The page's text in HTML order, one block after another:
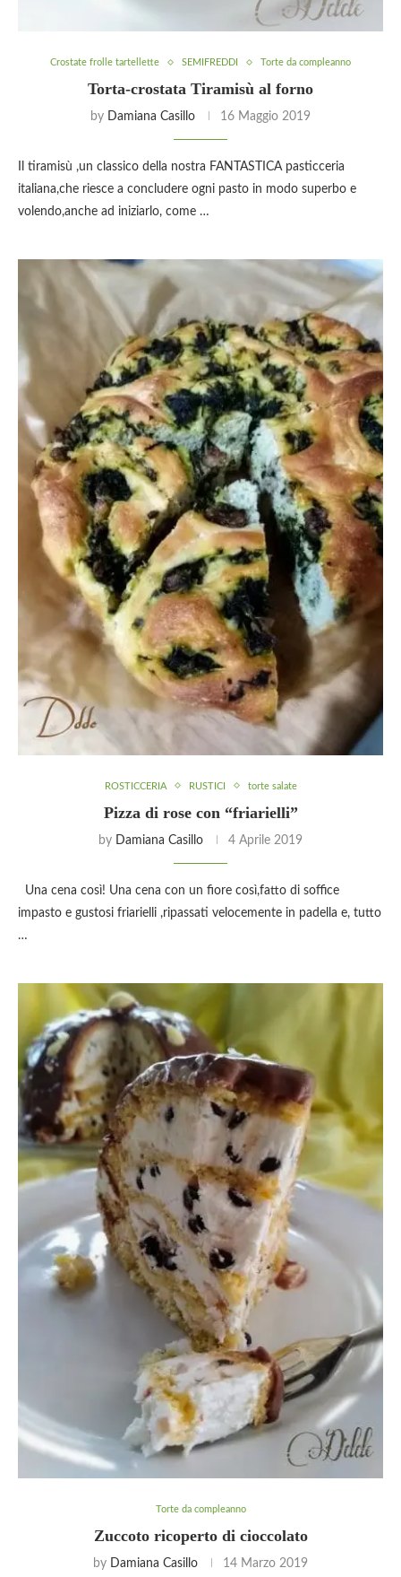
Crostate frolle tartellette SEMIFREDDI Torte da compleanno
Torta-crostata Tiramisù al forno
by Damiana Casillo 16 Maggio 2019
Il tiramisù ,un classico della nostra FANTASTICA pasticceria
italiana,che riesce a concludere ogni pasto in modo superbo e
volendo,anche ad iniziarlo, come …
ROSTICCERIA RUSTICI torte salate
Pizza di rose con “friarielli”
by Damiana Casillo 4 Aprile 2019
Una cena così! Una cena con un fiore così,fatto di soffice
impasto e gustosi friarielli ,ripassati velocemente in padella e, tutto
…
Torte da compleanno
Zuccoto ricoperto di cioccolato
by Damiana Casillo 14 Marzo 2019